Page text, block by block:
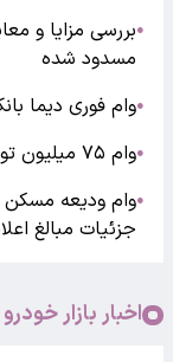
●بررسی مزایا و
مسدود شده
●وام فوری دیما
●وام ۷۵ میلیون تومانی بازنشستگان کشوری پرداخت شد
●وام ودیعه
جزئیات مبالغ
اخبار بازار خودرو